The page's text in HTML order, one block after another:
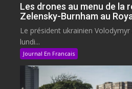
Les drones au menu de la
Zelensky-Burnham au
Le président ukrainien
lundi...
Journal En Francais